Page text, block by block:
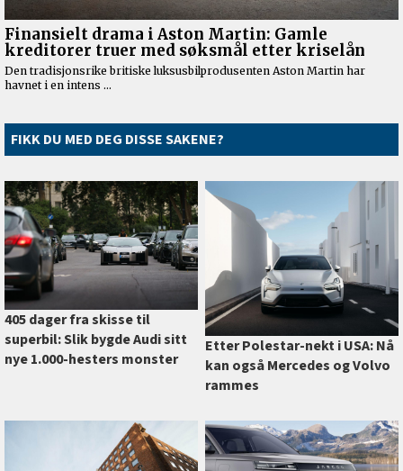
FIKK DU MED DEG DISSE SAKENE?
405 dager fra skisse til
superbil: Slik bygde Audi sitt
nye 1.000-hesters monster
Etter Polestar-nekt i USA: Nå
kan også Mercedes og Volvo
rammes